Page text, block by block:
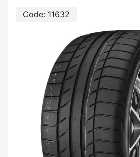
Code: 11632